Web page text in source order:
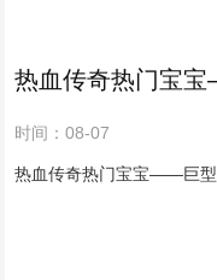
热血传奇热门宝
时间：08-07
热血传奇热门宝宝——巨型